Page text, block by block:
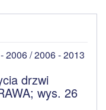
2006 / 2006 - 2013
drzwi
wys. 26